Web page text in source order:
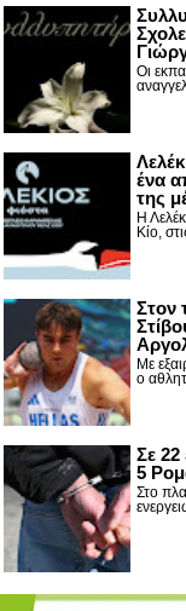
Οι
ένα
της
Η
Κίο,
Στον
Με
ο
Σε 22
5
Στο